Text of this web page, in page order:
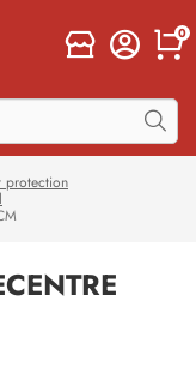
0
protection